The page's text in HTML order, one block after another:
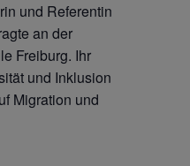
und Referentin
an der
Freiburg. Ihr
und Inklusion
Migration und